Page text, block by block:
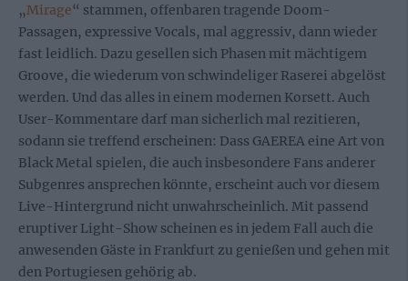
„Mirage“ stammen, offenbaren tragende Doom-
Passagen, expressive Vocals, mal aggressiv, dann wieder
fast leidlich. Dazu gesellen sich Phasen mit mächtigem
Groove, die wiederum von schwindeliger Raserei abgelöst
werden. Und das alles in einem modernen Korsett. Auch
User-Kommentare darf man sicherlich mal rezitieren,
sodann sie treffend erscheinen: Dass GAEREA eine Art von
Black Metal spielen, die auch insbesondere Fans anderer
Subgenres ansprechen könnte, erscheint auch vor diesem
Live-Hintergrund nicht unwahrscheinlich. Mit passend
eruptiver Light-Show scheinen es in jedem Fall auch die
anwesenden Gäste in Frankfurt zu genießen und gehen mit
den Portugiesen gehörig ab.